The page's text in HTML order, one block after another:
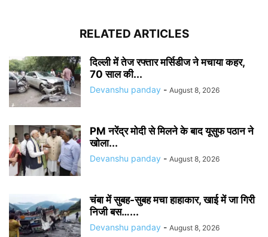
RELATED ARTICLES
दिल्ली में तेज रफ्तार मर्सिडीज ने मचाया कहर,
70 साल की...
Devanshu panday - August 8, 2026
PM नरेंद्र मोदी से मिलने के बाद यूसुफ पठान ने
खोला...
Devanshu panday - August 8, 2026
चंबा में सुबह-सुबह मचा हाहाकार, खाई में जा गिरी
निजी बस…...
Devanshu panday - August 8, 2026